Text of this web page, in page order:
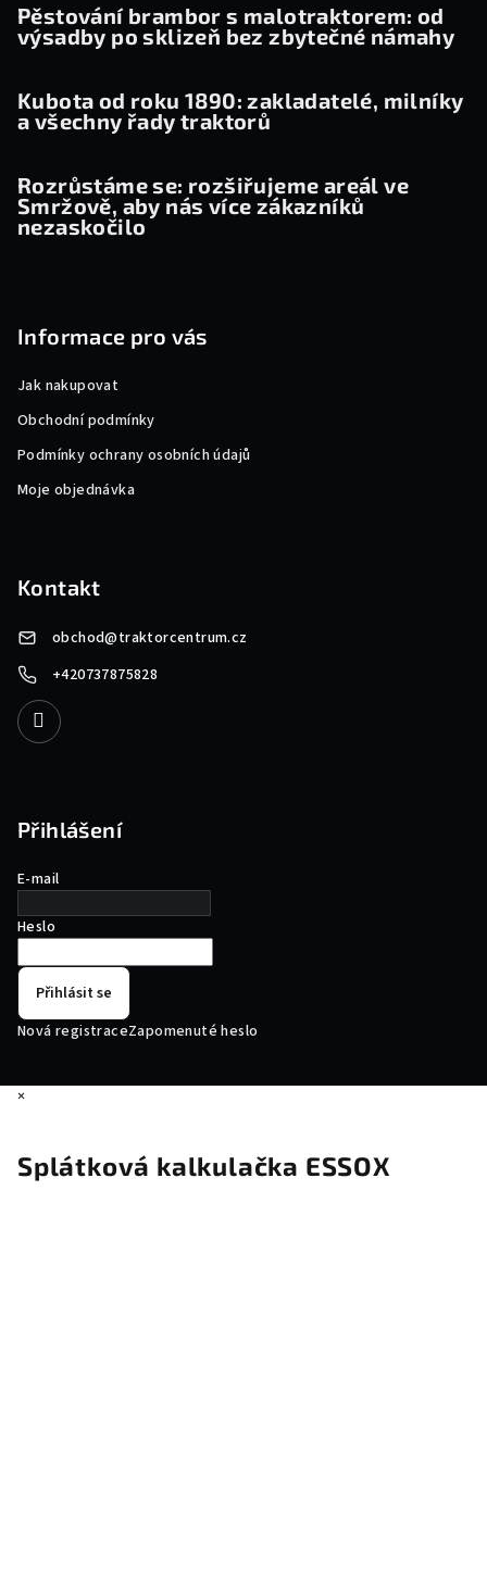
Pěstování brambor s malotraktorem: od
výsadby po sklizeň bez zbytečné námahy
Kubota od roku 1890: zakladatelé, milníky
a všechny řady traktorů
Rozrůstáme se: rozšiřujeme areál ve
Smržově, aby nás více zákazníků
nezaskočilo
Informace pro vás
Jak nakupovat
Obchodní podmínky
Podmínky ochrany osobních údajů
Moje objednávka
Kontakt
obchod@traktorcentrum.cz
+420737875828
Přihlášení
E-mail
Heslo
Přihlásit se
Nová registraceZapomenuté heslo
×
Splátková kalkulačka ESSOX